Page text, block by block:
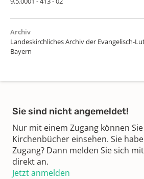
Archiv
Landeskirchliches Archiv der Evangelisch-
Bayern
Sie sind nicht angemeldet!
Nur mit einem Zugang können
Kirchenbücher einsehen. Sie
Zugang? Dann melden Sie sich
direkt an.
Jetzt anmelden